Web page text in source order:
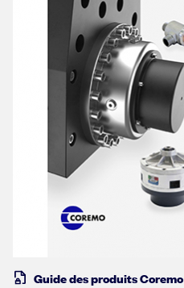
Guide des produits Coremo